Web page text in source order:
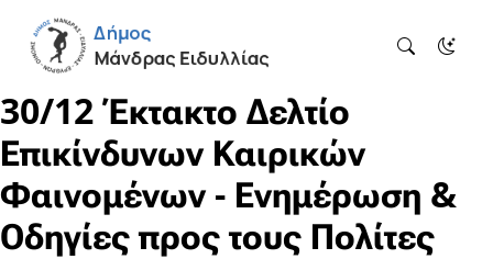
30/12 Έκτακτο Δελτίο
Επικίνδυνων Καιρικών
Φαινομένων - Ενημέρωση &
Οδηγίες προς τους Πολίτες